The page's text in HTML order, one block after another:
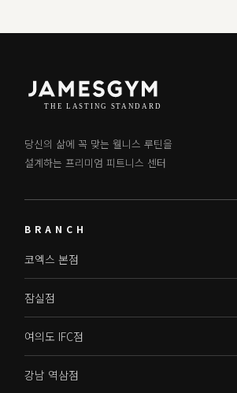
당신의 삶에 꼭 맞는 웰니스 루틴을
설계하는 프리미엄 피트니스 센터
BRANCH
코엑스 본점
잠실점
여의도 IFC점
강남 역삼점